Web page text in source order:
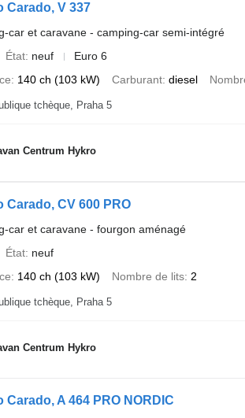
Carado, V 337
car et caravane - camping-car semi-intégré
État neuf
Euro 6
140 ch (103 kW) Carburant diesel
tchèque, Praha 5
Centrum Hykro
Carado, CV 600 PRO
car et caravane - fourgon aménagé
État neuf
140 ch (103 kW) Nombre de lits 2
tchèque, Praha 5
Centrum Hykro
Carado, A 464 PRO NORDIC